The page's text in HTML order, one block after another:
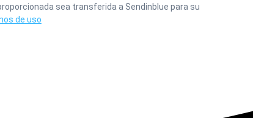
sea transferida a Sendinblue para su
de uso